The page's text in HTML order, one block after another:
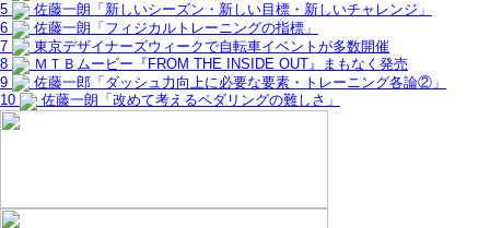
5
佐藤一朗「新しいシーズン・新しい目標・新しいチャレンジ」
6
佐藤一朗「フィジカルトレーニングの指標」
7
東京デザイナーズウィークで自転車イベントが多数開催
8
ＭＴＢムービー『FROM THE INSIDE OUT』まもなく発売
9
佐藤一郎「ダッシュ力向上に必要な要素・トレーニング各論②」
10
佐藤一朗「改めて考えるペダリングの難しさ」